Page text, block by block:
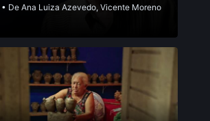
• De Ana Luiza Azevedo, Vicente Moreno